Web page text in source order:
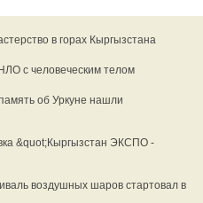
в горах Кыргызстана
с человеческим телом
об Уркуне нашли
&quot;Кыргызстан ЭКСПО -
воздушных шаров стартовал в